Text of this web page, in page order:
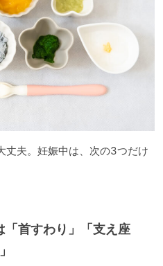
丈夫。妊娠中は、次の3つだけ
「首すわり」「支え座